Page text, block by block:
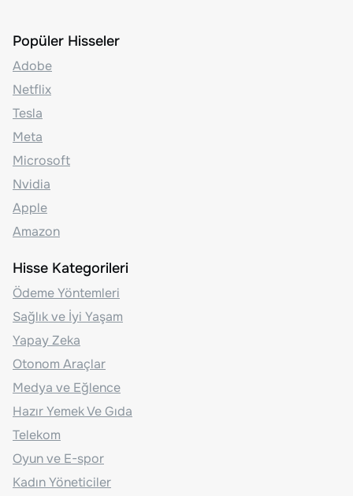
Popüler Hisseler
Adobe
Netflix
Tesla
Meta
Microsoft
Nvidia
Apple
Amazon
Hisse Kategorileri
Ödeme Yöntemleri
Sağlık ve İyi Yaşam
Yapay Zeka
Otonom Araçlar
Medya ve Eğlence
Hazır Yemek Ve Gıda
Telekom
Oyun ve E-spor
Kadın Yöneticiler